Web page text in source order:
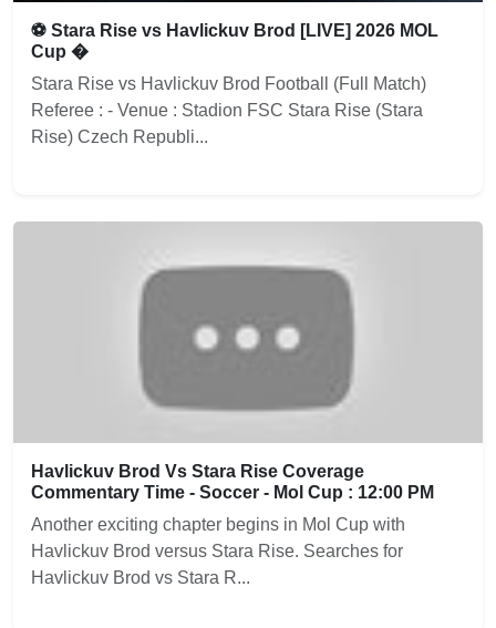
⚽ Stara Rise vs Havlickuv Brod [LIVE] 2026 MOL
Cup �
Stara Rise vs Havlickuv Brod Football (Full Match)
Referee : - Venue : Stadion FSC Stara Rise (Stara
Rise) Czech Republi...
Havlickuv Brod Vs Stara Rise Coverage
Commentary Time - Soccer - Mol Cup : 12:00 PM
Another exciting chapter begins in Mol Cup with
Havlickuv Brod versus Stara Rise. Searches for
Havlickuv Brod vs Stara R...